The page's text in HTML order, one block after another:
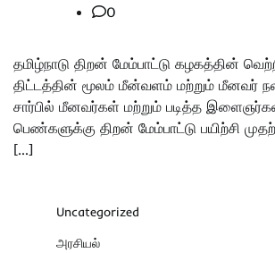
0
தமிழ்நாடு திறன் மேம்பாட்டு கழகத்தின்
திட்டத்தின் மூலம் மீன்வளம் மற்றும் மீனவர்
சார்பில் மீனவர்கள் மற்றும் படித்த
பெண்களுக்கு திறன் மேம்பாட்டு பயிற்சி
[…]
Uncategorized
அரசியல்